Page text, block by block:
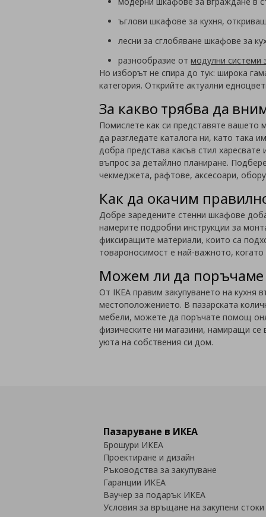
ъглови шкафове за кухня,
лесни за сглобяване шкафове за
разнообразие отмодулни системи
Но изборът не спира до тук: широка
категория. Открийте актуални
За какво трябва да
Помислете как си представяте вашето
да разгледате каталога ни, като така
добра представа какъв стил
въпрос за детайлно планиране.
чекмеджета, рафтове, аксесоари,
Как да окачим
Добре заредените стенни шкафове
намерите подробни инструкции за
фиксиращите материали, които са
товароносимост е най-важното,
Можем ли да поръчаме
От IKEA правим закупуването на кухня
местоположението. В пазарската
мебели, можете да поръчате помощ
физическите ни магазини, намиращи
уюта на собствения си дом.
Пазаруване в ИКЕА
Брошури ИКЕА
Проектиране и дизайн
Ръководства за закупуване
Гаранции ИКЕА
Ваучер за подарък ИКЕА
Условия за връщане на закупени стоки